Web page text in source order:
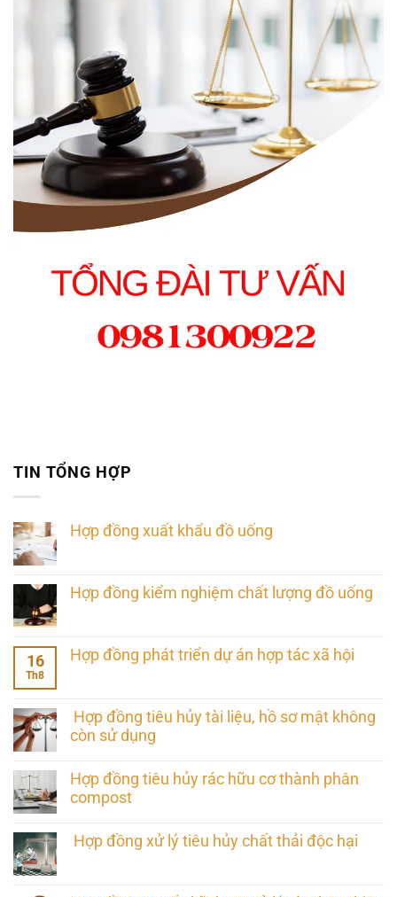
TIN TỔNG HỢP
Hợp đồng xuất khẩu đồ uống
Hợp đồng kiểm nghiệm chất lượng đồ uống
16
Th8
Hợp đồng phát triển dự án hợp tác xã hội
Hợp đồng tiêu hủy tài liệu, hồ sơ mật không
còn sử dụng
Hợp đồng tiêu hủy rác hữu cơ thành phân
compost
Hợp đồng xử lý tiêu hủy chất thải độc hại